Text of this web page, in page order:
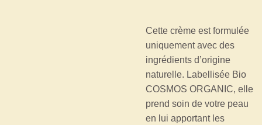
Cette crème est formulée
uniquement avec des
ingrédients d’origine
naturelle. Labellisée Bio
COSMOS ORGANIC, elle
prend soin de votre peau
en lui apportant les